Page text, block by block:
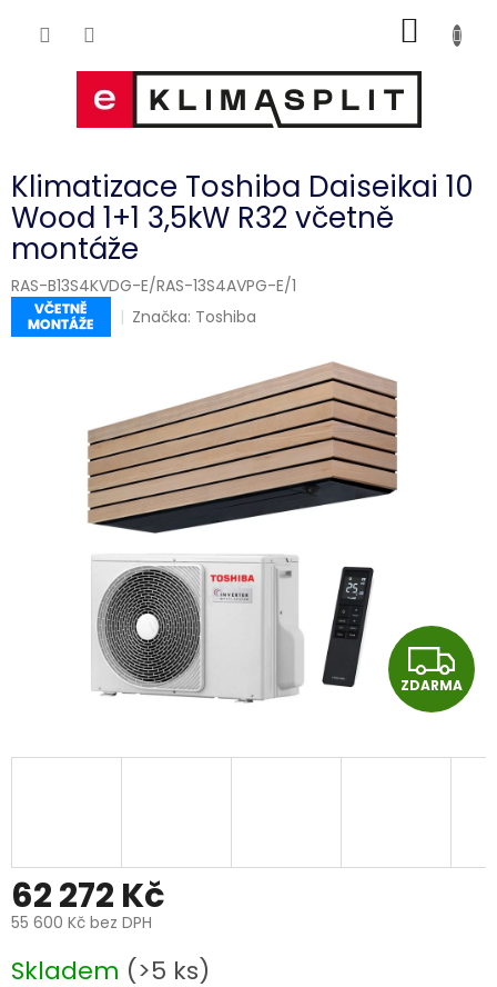
KOŠÍK
Klimatizace Toshiba Daiseikai 10
Wood 1+1 3,5kW R32 včetně
montáže
RAS-B13S4KVDG-E/RAS-13S4AVPG-E/1
Značka: Toshiba
Z
D
A
ZDARMA
62 272 Kč
55 600 Kč bez DPH
cena:
Skladem (>5 ks)